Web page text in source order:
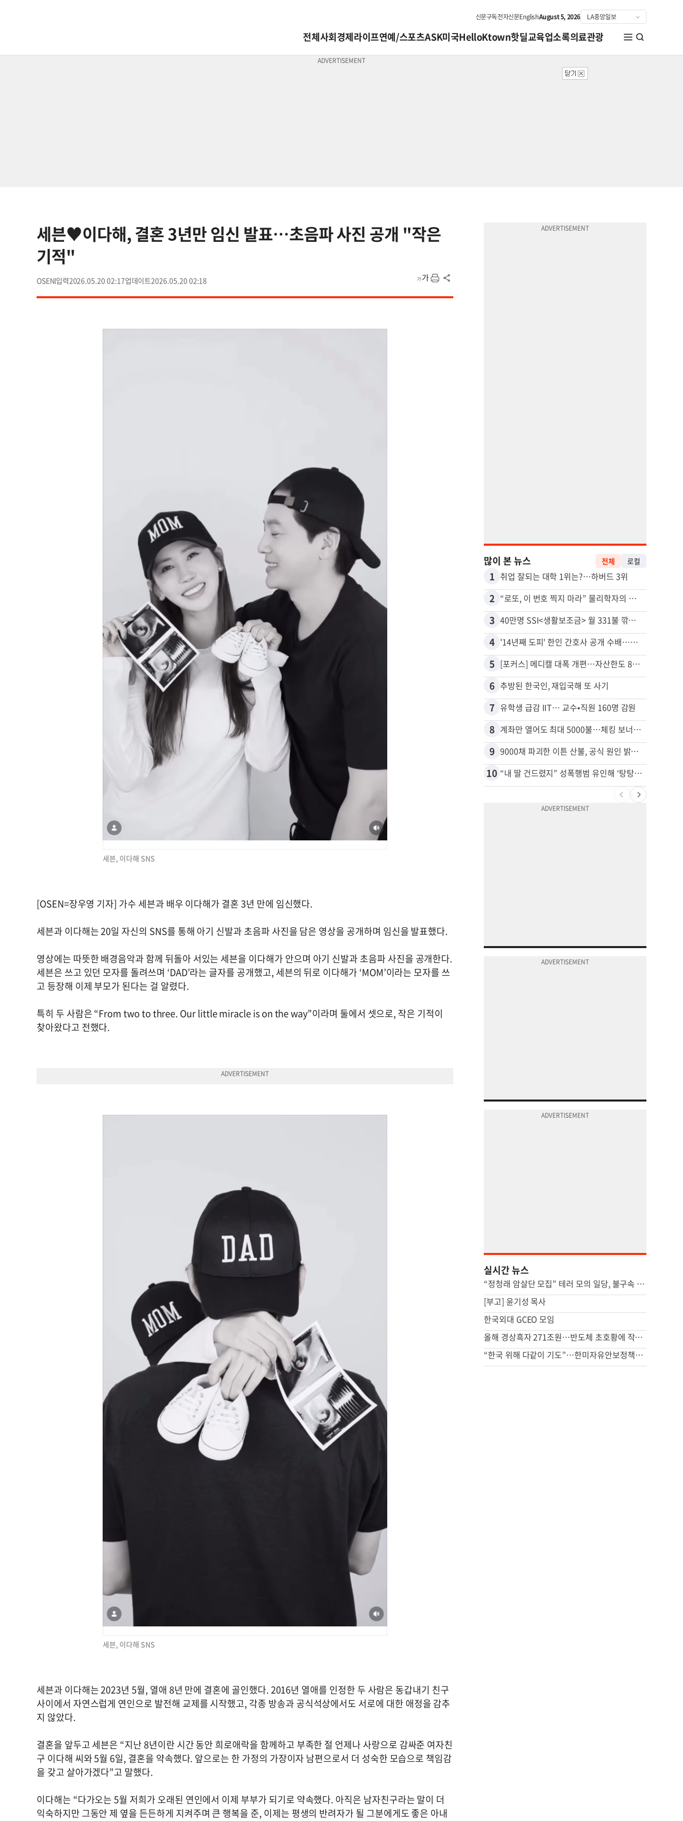
신문구독전자신문EnglishAugust 5, 2026
전체사회경제라이프연예/스포츠ASK미국HelloKtown핫딜교육업소록의료관광
세븐♥이다해, 결혼 3년만 임신 발표…초음파 사진 공개 "작은
기적"
OSEN 2026.05.20 02:17 2026.05.20 02:18
세븐, 이다해 SNS
[OSEN=장우영 기자] 가수 세븐과 배우 이다해가 결혼 3년 만에 임신했다.
세븐과 이다해는 20일 자신의 SNS를 통해 아기 신발과 초음파 사진을 담은 영상을 공개하며 임신을 발표했다.
영상에는 따뜻한 배경음악과 함께 뒤돌아 서있는 세븐을 이다해가 안으며 아기 신발과 초음파 사진을 공개한다.
세븐은 쓰고 있던 모자를 돌려쓰며 ‘DAD’라는 글자를 공개했고, 세븐의 뒤로 이다해가 ‘MOM’이라는 모자를 쓰
고 등장해 이제 부모가 된다는 걸 알렸다.
특히 두 사람은 “From two to three. Our little miracle is on the way”이라며 둘에서 셋으로, 작은 기적이
찾아왔다고 전했다.
세븐, 이다해 SNS
세븐과 이다해는 2023년 5월, 열애 8년 만에 결혼에 골인했다. 2016년 열애를 인정한 두 사람은 동갑내기 친구
사이에서 자연스럽게 연인으로 발전해 교제를 시작했고, 각종 방송과 공식석상에서도 서로에 대한 애정을 감추
지 않았다.
결혼을 앞두고 세븐은 “지난 8년이란 시간 동안 희로애락을 함께하고 부족한 절 언제나 사랑으로 감싸준 여자친
구 이다해 씨와 5월 6일, 결혼을 약속했다. 앞으로는 한 가정의 가장이자 남편으로서 더 성숙한 모습으로 책임감
을 갖고 살아가겠다”고 말했다.
이다해는 “다가오는 5월 저희가 오래된 연인에서 이제 부부가 되기로 약속했다. 아직은 남자친구라는 말이 더
익숙하지만 그동안 제 옆을 든든하게 지켜주며 큰 행복을 준, 이제는 평생의 반려자가 될 그분에게도 좋은 아내
많이 본 뉴스 전체 로컬
1 취업 잘되는 대학 1위는?…하버드 3위
2 “로또, 이 번호 찍지 마라” 물리학자의 당첨금 높이는 비밀
3 40만명 SSI<생활보조금> 월 331불 깎이나
4 '14년째 도피' 한인 간호사 공개 수배…메디케어 사기 유죄
5 [포커스] 메디캘 대폭 개편…자산한도 84% 축소
6 추방된 한국인, 재입국해 또 사기
7 유학생 급감 IIT… 교수•직원 160명 감원
8 계좌만 열어도 최대 5000불…체킹 보너스 무한 경쟁
9 9000채 파괴한 이튼 산불, 공식 원인 밝혀졌다
10 “내 딸 건드렸지” 성폭행범 유인해 ‘탕탕’…아빠의 복수 결말
실시간 뉴스
“정청래 암살단 모집” 테러 모의 일당, 불구속 송치
[부고] 윤기성 목사
한국외대 GCEO 모임
올해 경상흑자 271조원…반도체 초호황에 작년 상반기 4배
“한국 위해 다같이 기도”…한미자유안보정책센터 LA